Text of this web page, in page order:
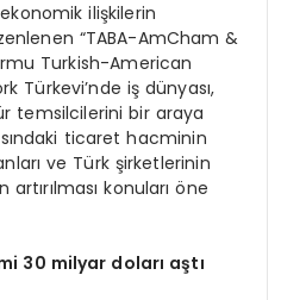
ilişkilerin
“TABA-AmCham &
Turkish-American
Türkevi’nde iş dünyası,
temsilcilerini bir araya
ticaret hacminin
ve Türk şirketlerinin
konuları öne
30 milyar doları aştı